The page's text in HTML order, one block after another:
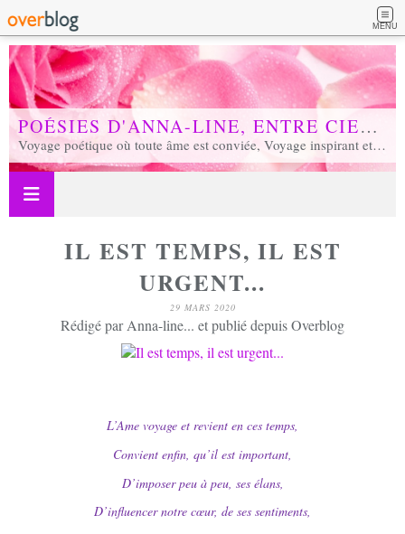
MENU
POÉSIES D'ANNA-LINE, ENTRE CIEL ET TERRE...
Voyage poétique où toute âme est conviée, Voyage inspirant et inspiré, Voyage en soi et d'unité, Voyage au coeur de notre réalité...
IL EST TEMPS, IL EST
URGENT...
29 MARS 2020
Rédigé par Anna-line... et publié depuis Overblog
L’Ame voyage et revient en ces temps,
Convient enfin, qu’il est important,
D’imposer peu à peu, ses élans,
D’influencer notre cœur, de ses sentiments,